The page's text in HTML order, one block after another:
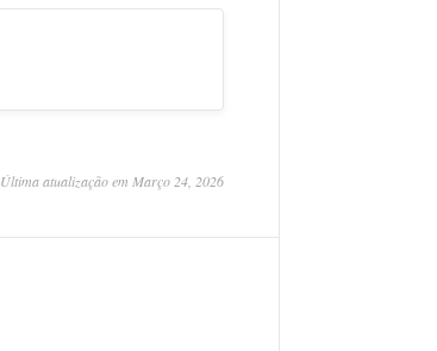
Última atualização em Março 24, 2026